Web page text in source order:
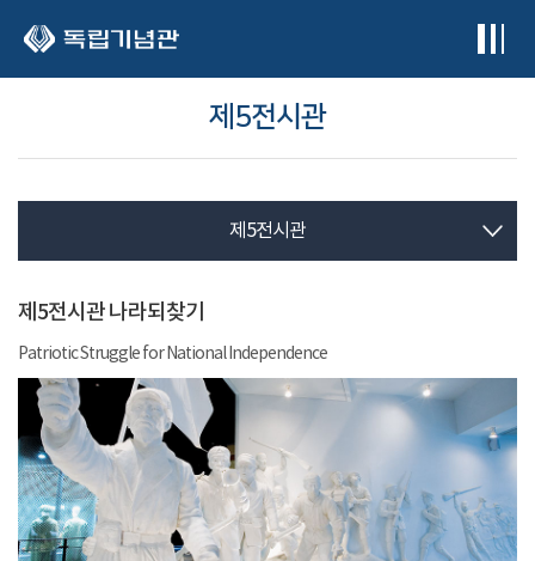
제5전시관
제5전시관
제5전시관 나라되찾기
Patriotic Struggle for National Independence